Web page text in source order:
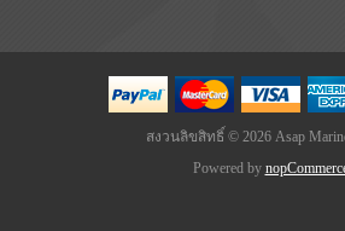
สงวนลิขสิทธิ์ © 2026 Asap
Powered by